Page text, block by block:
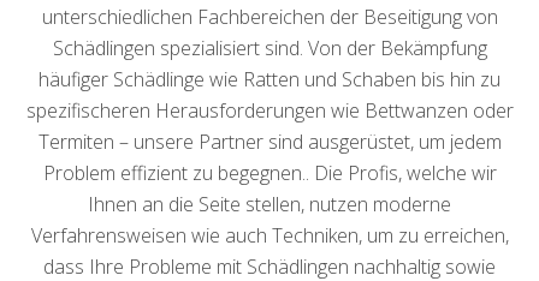
unterschiedlichen Fachbereichen der Beseitigung von
Schädlingen spezialisiert sind. Von der Bekämpfung
häufiger Schädlinge wie Ratten und Schaben bis hin zu
spezifischeren Herausforderungen wie Bettwanzen oder
Termiten – unsere Partner sind ausgerüstet, um jedem
Problem effizient zu begegnen.. Die Profis, welche wir
Ihnen an die Seite stellen, nutzen moderne
Verfahrensweisen wie auch Techniken, um zu erreichen,
dass Ihre Probleme mit Schädlingen nachhaltig sowie